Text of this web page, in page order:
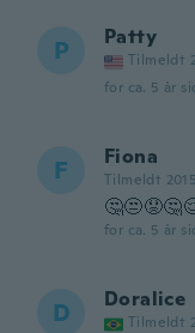
P Patty
Tilmeldt
for ca. 5 år
F Fiona
Tilmeldt 2015
for ca. 5 år
D Doralice
Tilmeldt